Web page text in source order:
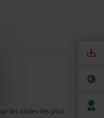
les codes les plus